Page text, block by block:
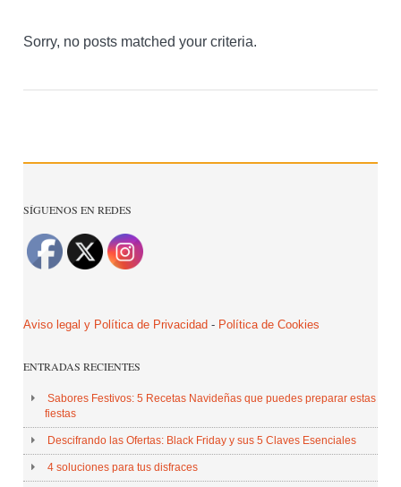
Sorry, no posts matched your criteria.
SÍGUENOS EN REDES
Aviso legal y Política de Privacidad - Política de Cookies
ENTRADAS RECIENTES
Sabores Festivos: 5 Recetas Navideñas que puedes preparar estas
fiestas
Descifrando las Ofertas: Black Friday y sus 5 Claves Esenciales
4 soluciones para tus disfraces